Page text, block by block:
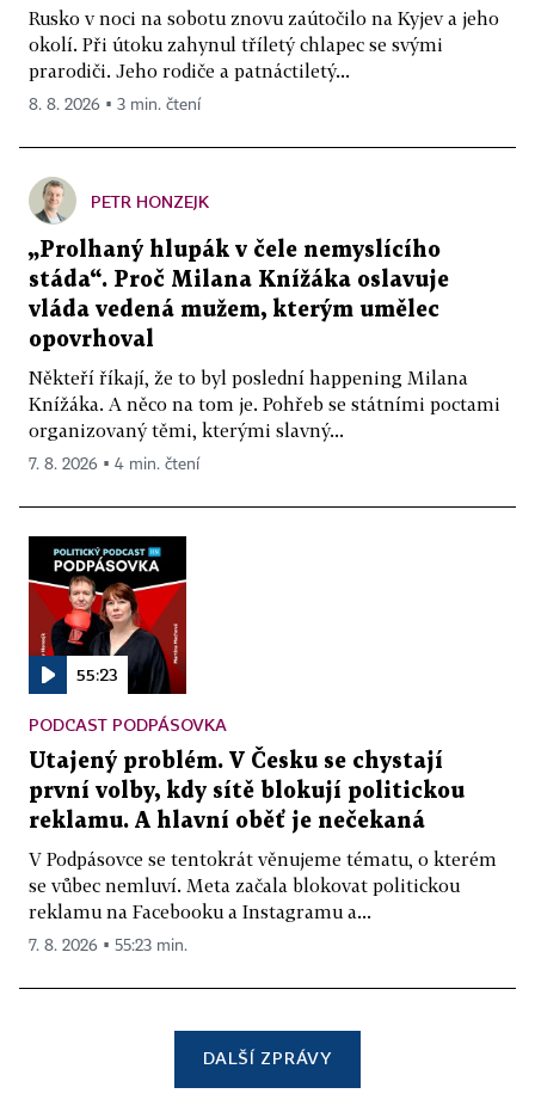
Rusko v noci na sobotu znovu zaútočilo na Kyjev a jeho
okolí. Při útoku zahynul tříletý chlapec se svými
prarodiči. Jeho rodiče a patnáctiletý...
8. 8. 2026 ▪ 3 min. čtení
PETR HONZEJK
„Prolhaný hlupák v čele nemyslícího
stáda“. Proč Milana Knížáka oslavuje
vláda vedená mužem, kterým umělec
opovrhoval
Někteří říkají, že to byl poslední happening Milana
Knížáka. A něco na tom je. Pohřeb se státními poctami
organizovaný těmi, kterými slavný...
7. 8. 2026 ▪ 4 min. čtení
55:23
PODCAST PODPÁSOVKA
Utajený problém. V Česku se chystají
první volby, kdy sítě blokují politickou
reklamu. A hlavní oběť je nečekaná
V Podpásovce se tentokrát věnujeme tématu, o kterém
se vůbec nemluví. Meta začala blokovat politickou
reklamu na Facebooku a Instagramu a...
7. 8. 2026 ▪ 55:23 min.
DALŠÍ ZPRÁVY